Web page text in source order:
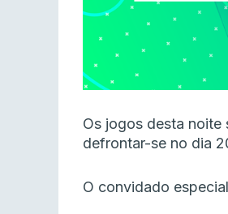
Os jogos desta noite
defrontar-se no dia
O convidado